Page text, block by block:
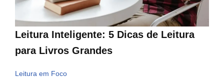
Leitura Inteligente: 5 Dicas de Leitura
para Livros Grandes
Leitura em Foco